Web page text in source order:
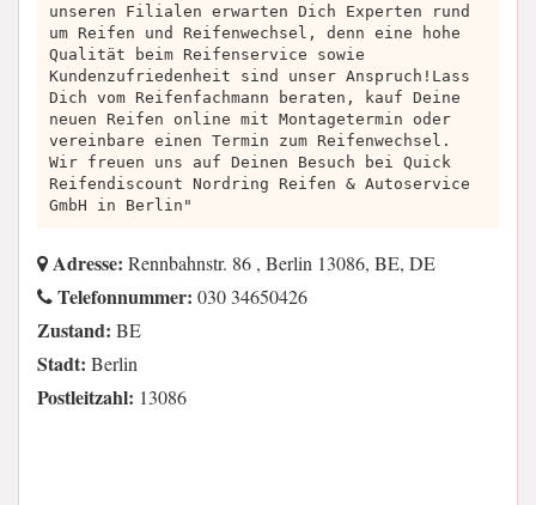
unseren Filialen erwarten Dich Experten rund
um Reifen und Reifenwechsel, denn eine hohe
Qualität beim Reifenservice sowie
Kundenzufriedenheit sind unser Anspruch!Lass
Dich vom Reifenfachmann beraten, kauf Deine
neuen Reifen online mit Montagetermin oder
vereinbare einen Termin zum Reifenwechsel.
Wir freuen uns auf Deinen Besuch bei Quick
Reifendiscount Nordring Reifen & Autoservice
GmbH in Berlin"
Adresse: Rennbahnstr. 86 , Berlin 13086, BE, DE
Telefonnummer: 030 34650426
Zustand: BE
Stadt: Berlin
Postleitzahl: 13086